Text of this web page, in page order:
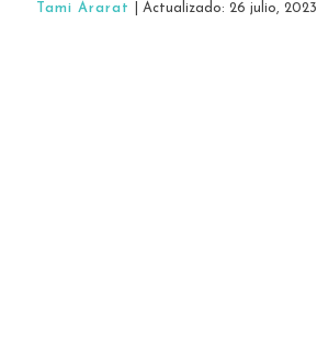
Tami Ararat | Actualizado: 26 julio, 2023